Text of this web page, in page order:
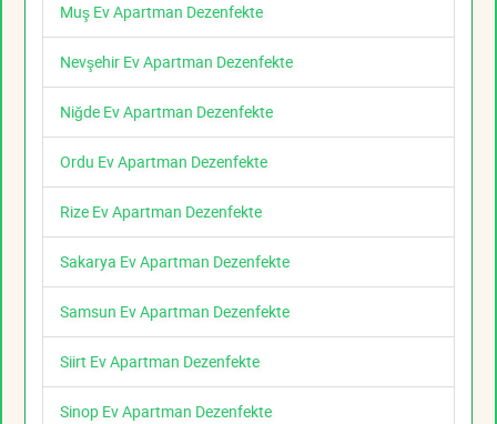
Muş Ev Apartman Dezenfekte
Nevşehir Ev Apartman Dezenfekte
Niğde Ev Apartman Dezenfekte
Ordu Ev Apartman Dezenfekte
Rize Ev Apartman Dezenfekte
Sakarya Ev Apartman Dezenfekte
Samsun Ev Apartman Dezenfekte
Siirt Ev Apartman Dezenfekte
Sinop Ev Apartman Dezenfekte